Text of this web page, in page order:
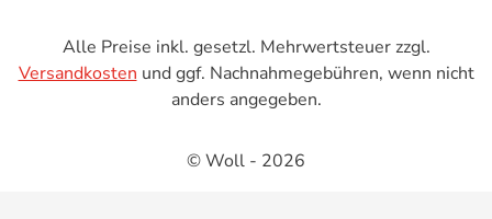
Alle Preise inkl. gesetzl. Mehrwertsteuer zzgl.
Versandkosten und ggf. Nachnahmegebühren, wenn nicht
anders angegeben.
© Woll - 2026